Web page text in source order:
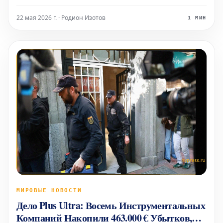
обеспечения.
22 мая 2026 г. · Родион Изотов 1 МИН
МИРОВЫЕ НОВОСТИ
Дело Plus Ultra: Восемь Инструментальных
Компаний Накопили 463.000 € Убытков,